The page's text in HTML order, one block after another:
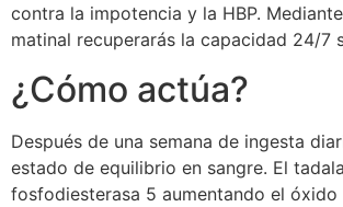
contra la impotencia y la HBP.
matinal recuperarás la capacidad 24/7
¿Cómo actúa?
Después de una semana de ingesta
estado de equilibrio en sangre. El
fosfodiesterasa 5 aumentando el óxido